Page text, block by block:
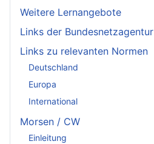
Weitere Lernangebote
Links der Bundesnetzagentur
Links zu relevanten Normen
Deutschland
Europa
International
Morsen / CW
Einleitung